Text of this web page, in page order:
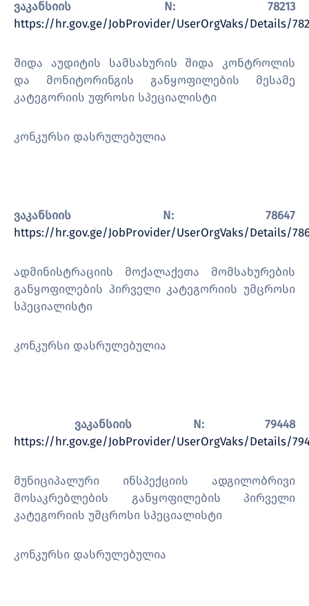
ვაკანსიის N: 78213
https://hr.gov.ge/JobProvider/UserOrgVaks/Details/
შიდა აუდიტის სამსახურის შიდა კონტროლის
და მონიტორინგის განყოფილების მესამე
კატეგორიის უფროსი სპეციალისტი
კონკურსი დასრულებულია
ვაკანსიის N: 78647
https://hr.gov.ge/JobProvider/UserOrgVaks/Details/
ადმინისტრაციის მოქალაქეთა მომსახურების
განყოფილების პირველი კატეგორიის უმცროსი
სპეციალისტი
კონკურსი დასრულებულია
ვაკანსიის N: 79448
https://hr.gov.ge/JobProvider/UserOrgVaks/Details/
მუნიციპალური ინსპექციის ადგილობრივი
მოსაკრებლების განყოფილების პირველი
კატეგორიის უმცროსი სპეციალისტი
კონკურსი დასრულებულია